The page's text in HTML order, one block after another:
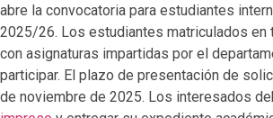
abre la convocatoria para estudiantes
2025/26. Los estudiantes matriculados
con asignaturas impartidas por el
participar. El plazo de presentación de
de noviembre de 2025. Los interesados